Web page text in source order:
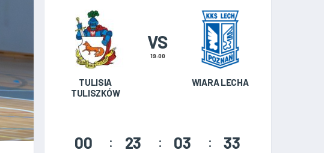
TULISIA
TULISZKÓW
WIARA LECHA
VS
19:00
00 23 03 32